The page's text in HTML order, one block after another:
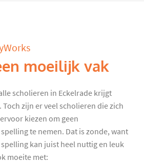
moeilijk vak
scholieren in Eckelrade krijgt
zijn er veel scholieren die zich
kiezen om geen
te nemen. Dat is zonde, want
kan juist heel nuttig en leuk
moeite met: